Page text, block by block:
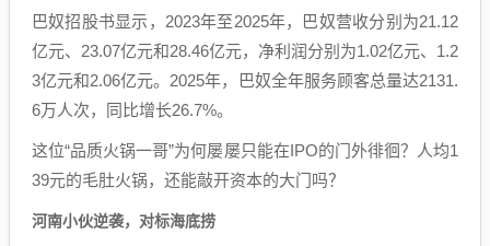
巴奴招股书显示，2023年至2025年，巴奴营收分别为21.12
亿元、23.07亿元和28.46亿元，净利润分别为1.02亿元、1.2
3亿元和2.06亿元。2025年，巴奴全年服务顾客总量达2131.
6万人次，同比增长26.7%。
这位“品质火锅一哥”为何屡屡只能在IPO的门外徘徊？人均1
39元的毛肚火锅，还能敲开资本的大门吗？
河南小伙逆袭，对标海底捞